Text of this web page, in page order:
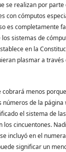
se realizan por
con cómputos
es completamente
sistemas de
en la
plasmar a
cobrará menos
números de la
el sistema de
cincuentones.
incluyó en el
significar un